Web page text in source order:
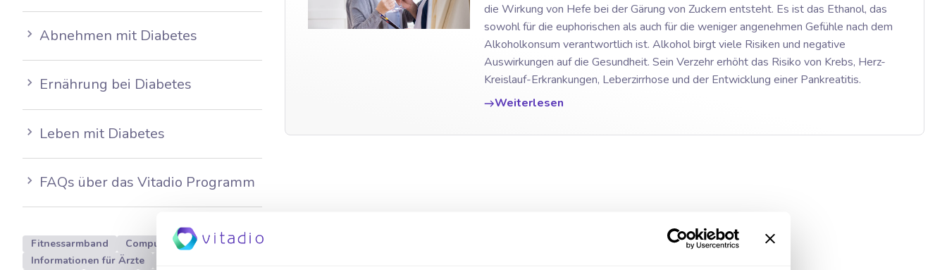
Abnehmen mit Diabetes
Ernährung bei Diabetes
Leben mit Diabetes
FAQs über das Vitadio Programm
Fitnessarmband Computer
Datenschutz
Informationen für Ärzte
die Wirkung von Hefe bei der Gärung von Zuckern entsteht. Es ist das Ethanol, das
sowohl für die euphorischen als auch für die weniger angenehmen Gefühle nach dem
Alkoholkonsum verantwortlich ist. Alkohol birgt viele Risiken und negative
Auswirkungen auf die Gesundheit. Sein Verzehr erhöht das Risiko von Krebs, Herz-
Kreislauf-Erkrankungen, Leberzirrhose und der Entwicklung einer Pankreatitis.
Weiterlesen